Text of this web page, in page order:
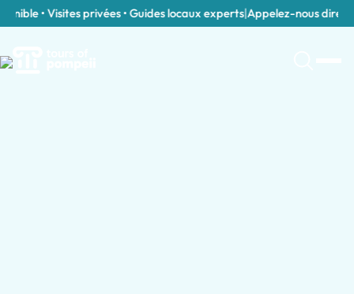
• Visites privées • Guides locaux experts|Appelez-nous